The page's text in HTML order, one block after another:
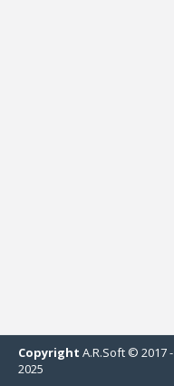
Copyright A.R.Soft © 2017 -
2025